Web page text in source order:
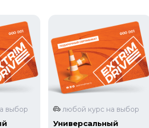
выбор любой курс на выбор
Универсальный